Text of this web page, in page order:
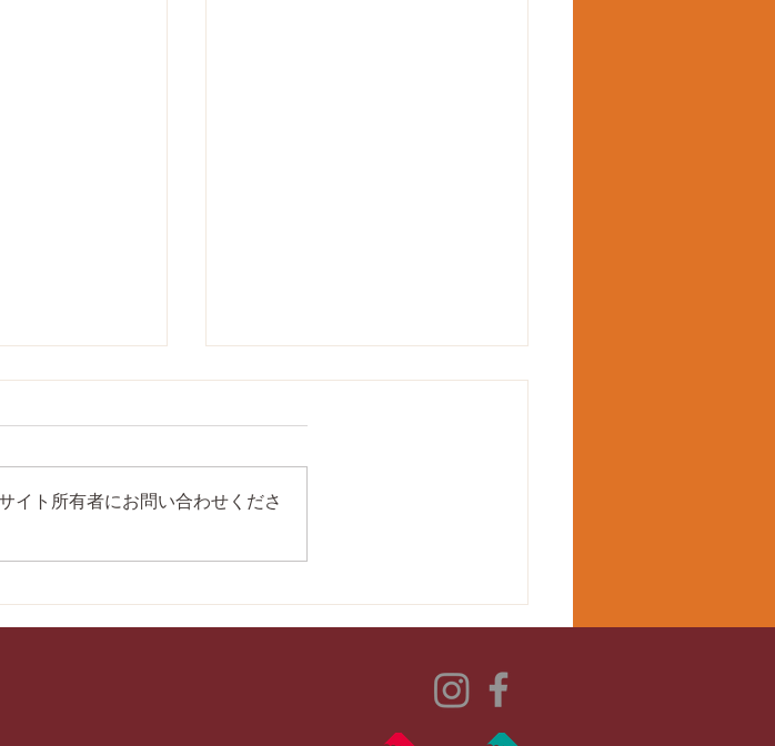
年剣道選手権
第52回味酒剣道錬成大会にて
イト所有者にお問い合わせくださ